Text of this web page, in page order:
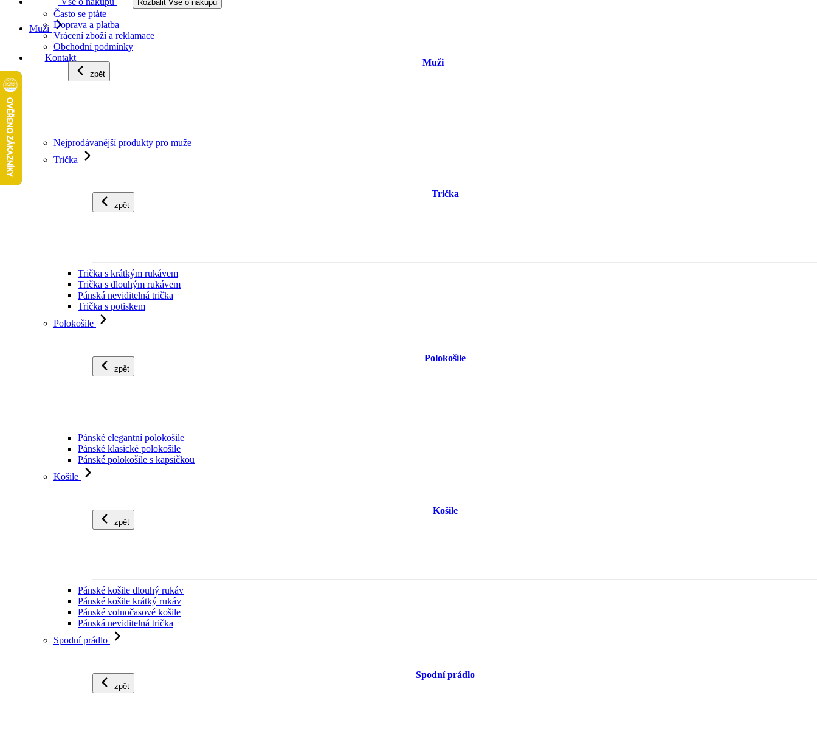
Rozbalit Vše o nákupu
Často se ptáte
Doprava a platba
Vrácení zboží a reklamace
Obchodní podmínky
Kontakt
Muži
zpět
Muži
Nejprodávanější produkty pro muže
Trička
zpět
Trička
Trička s krátkým rukávem
Trička s dlouhým rukávem
Pánská neviditelná trička
Trička s potiskem
Polokošile
zpět
Polokošile
Pánské elegantní polokošile
Pánské klasické polokošile
Pánské polokošile s kapsičkou
Košile
zpět
Košile
Pánské košile dlouhý rukáv
Pánské košile krátký rukáv
Pánské volnočasové košile
Pánská neviditelná trička
Spodní prádlo
zpět
Spodní prádlo